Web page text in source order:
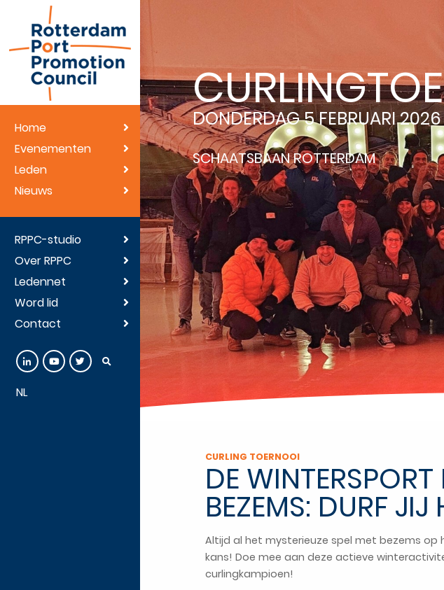
Home
Evenementen
Leden
Nieuws
RPPC-studio
Over RPPC
Ledennet
Word lid
Contact
NL
DONDERDAG 5 FEBRUARI
SCHAATSBAAN ROTTERDAM
CURLING TOERNOOI
DE WINTERSPORT
BEZEMS: DURF JIJ
Altijd al het mysterieuze spel met bezems op
kans! Doe mee aan deze actieve
curlingkampioen!